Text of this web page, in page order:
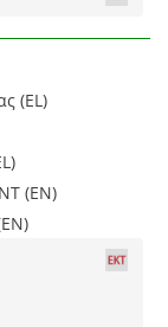
(EL)
(EN)